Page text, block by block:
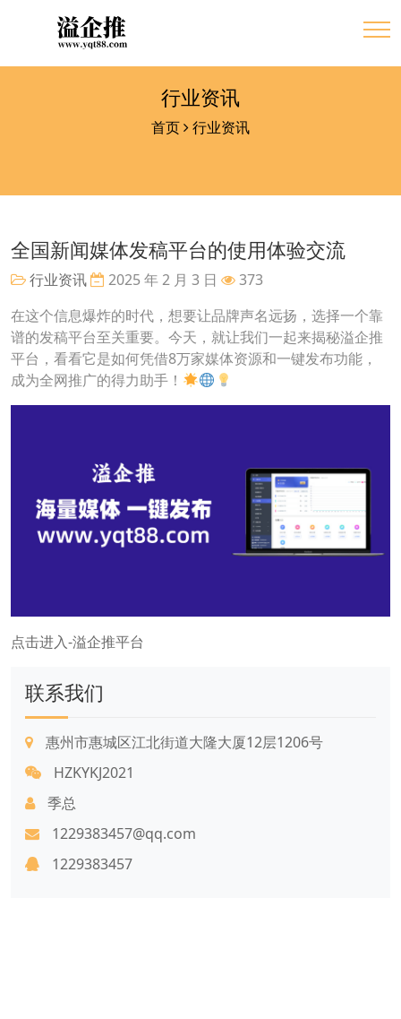
行业资讯
首页 行业资讯
全国新闻媒体发稿平台的使用体验交流
行业资讯 2025 年 2 月 3 日
373
在这个信息爆炸的时代，想要让品牌声名远扬，选择一个靠
谱的发稿平台至关重要。今天，就让我们一起来揭秘溢企推
平台，看看它是如何凭借8万家媒体资源和一键发布功能，
成为全网推广的得力助手！
点击进入-溢企推平台
联系我们
惠州市惠城区江北街道大隆大厦12层1206号
HZKYKJ2021
季总
1229383457@qq.com
1229383457